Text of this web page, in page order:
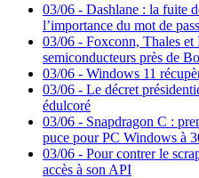
03/06 - Dashlane : la fuite
l’importance du mot de
03/06 - Foxconn, Thales et
semiconducteurs près de
03/06 - Windows 11
03/06 - Le décret
édulcoré
03/06 - Snapdragon C :
puce pour PC Windows à
03/06 - Pour contrer le
accès à son API